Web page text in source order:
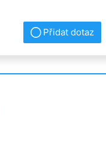
Přidat dotaz